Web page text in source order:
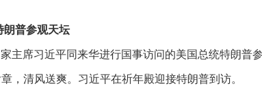
普参观天坛
席习近平同来华进行国事访问的美国总统特朗普参
清风送爽。习近平在祈年殿迎接特朗普到访。